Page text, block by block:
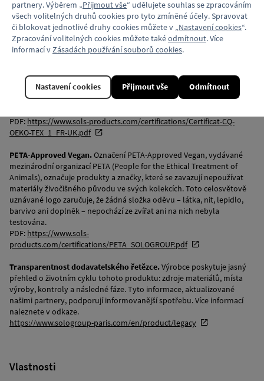
OEKO-TEX® STANDARD 100.Certifikace OEKO-TEX® STANDARD 100,
vyvinutá mezinárodní asociací OEKO-TEX®, je jedním z celosvětově
výrobek byl testován na škodlivé látky a nepředstavuje žádné riziko
pro lidské zdraví. Testování provádějí nezávislé laboratoře, které
analyzují několik stovek parametrů, což daleko přesahuje evropské
PDF: https://www.sols-products.com/certifications/Certificat-CQ-
OEKO-TEX_1_FR-UK.pdf
PETA-Approved Vegan.Označení PETA-Approved Vegan, vydávané
mezinárodní organizací PETA (People for the Ethical Treatment of
Animals), označuje produkty a značky, které se zavazují nepoužívat
materiály živočišného původu ve svých kolekcích. Toto celosvětově
uznávané logo zaručuje, že žádná složka oděvu – látka, nit, lepidlo,
barvivo ani doplněk – nepochází ze zvířat ani na nich nebyla
testována.
PDF: https://www.sols-
products.com/certifications/PETA_SOLOGROUP.pdf
Transparentnost dodavatelského řetězce.Výrobce poskytuje jasný
přehled o životním cyklu tohoto produktu: zdroje materiálů, místa
výroby, kontroly a následné fáze. Tyto informace, aktualizované
našimi partnery, podporují informovanější spotřebu. Více informací
naleznete v odkaze.
https://www.sologroup-paris.com/en/product/legacy
Vlastnosti
partnery. Výběrem „Přijmout vše“ udělujete souhlas se zpracováním
všech volitelných druhů cookies pro tyto zmíněné účely. Spravovat
či blokovat jednotlivé druhy cookies můžete v „Nastavení cookies“.
Zpracování volitelných cookies můžete takéodmítnout. Více
informací v Zásadách používání souborů cookies.
Odmítnout
Nastavení cookies Přijmout vše